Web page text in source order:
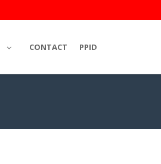
CONTACT PPID